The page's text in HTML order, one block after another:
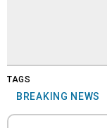
TAGS
BREAKING NEWS